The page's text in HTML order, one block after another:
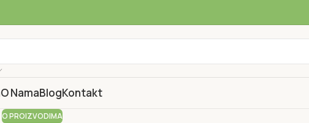
O NamaBlogKontakt
O PROIZVODIMA